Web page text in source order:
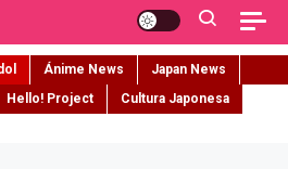
Ánime News
Japan News
Hello! Project
Cultura Japonesa